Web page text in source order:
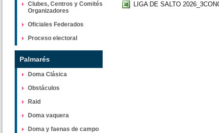
Clubes, Centros y Comités
Organizadores
Oficiales Federados
Proceso electoral
Palmarés
Doma Clásica
Obstáculos
Raid
Doma vaquera
Doma y faenas de campo
LIGA DE SALTO